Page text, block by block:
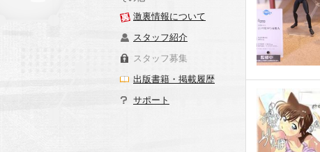
激裏情報について
スタッフ紹介
スタッフ募集
出版書籍・掲載履歴
サポート